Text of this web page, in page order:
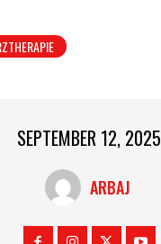
SEPTEMBER 12, 2025
ARBAJ